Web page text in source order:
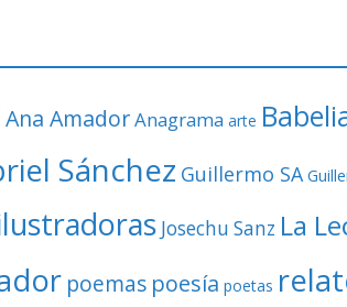
í
e
Ana AmadorAnagrama arte
Sánchez Guillermo SA
Josechu Sanz La
poemas poesía poetas